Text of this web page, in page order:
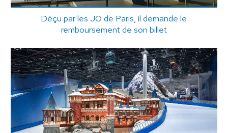
Déçu par les JO de Paris, il demande le
remboursement de son billet